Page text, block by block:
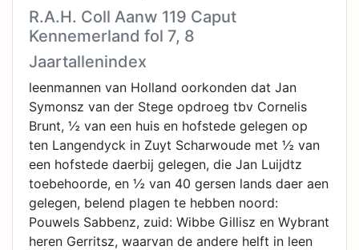
R.A.H. Coll Aanw 119 Caput
Kennemerland fol 7, 8
Jaartallenindex
leenmannen van Holland oorkonden dat Jan
Symonsz van der Stege opdroeg tbv Cornelis
Brunt, ½ van een huis en hofstede gelegen op
ten Langendyck in Zuyt Scharwoude met ½ van
een hofstede daerbij gelegen, die Jan Luijdtz
toebehoorde, en ½ van 40 gersen lands daer aen
gelegen, belend plagen te hebben noord:
Pouwels Sabbenz, zuid: Wibbe Gillisz en Wybrant
heren Gerritsz, waarvan de andere helft in leen